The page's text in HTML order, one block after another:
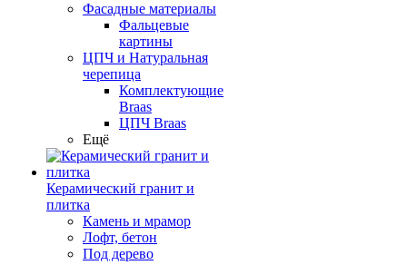
Фасадные материалы
Фальцевые
картины
ЦПЧ и Натуральная
черепица
Комплектующие
Braas
ЦПЧ Braas
Ещё
Керамический гранит и
плитка
Камень и мрамор
Лофт, бетон
Под дерево